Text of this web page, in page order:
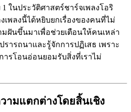
ในประวัติศาสตร์ชาร์จเพลงโอริ
เพลงนี้ได้หยิบยกเรื่องของคนที่ไม่
ฝันขึ้นมาเพื่อช่วยเตือนให้คนเหล่า
ารถนาและรู้จักการปฏิเสธ เพราะ
ารโอนอ่อนยอมรับสิ่งที่เราไม่
ามแตกต่างโดยสิ้นเชิง